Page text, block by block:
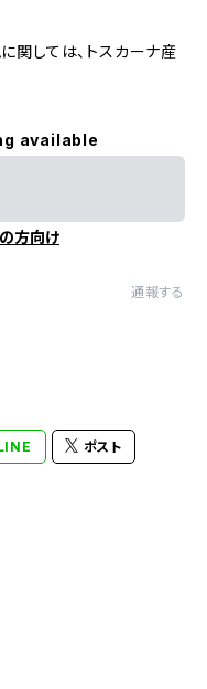
関しては、トスカーナ産
available
方向け
通報する
ポスト